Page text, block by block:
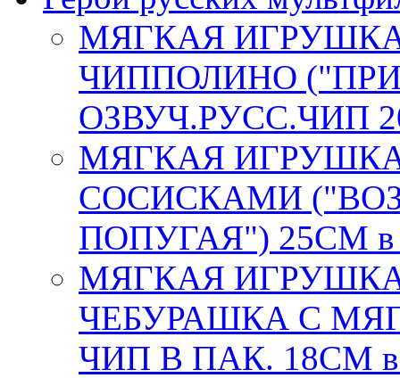
МЯГКАЯ
ЧИППОЛИНО
ОЗВУЧ.РУСС.ЧИП
МЯГКАЯ
СОСИСКАМИ
ПОПУГАЯ") 25СМ в
МЯГКАЯ
ЧЕБУРАШКА С
ЧИП В ПАК. 18СМ в